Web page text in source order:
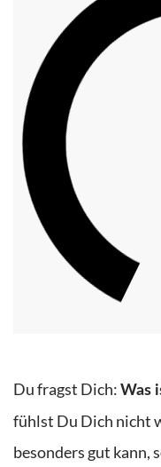
Du fragst Dich: Was
fühlst Du Dich nicht
besonders gut kann,